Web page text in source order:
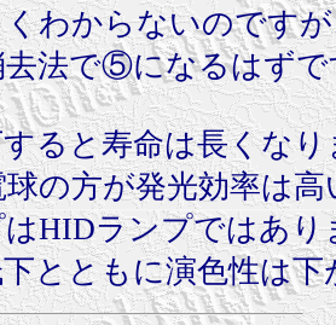
わからないのです
去法で⑤になるはずで
ると寿命は長くなり
の方が発光効率は高
HIDランプではあり
とともに演色性は下